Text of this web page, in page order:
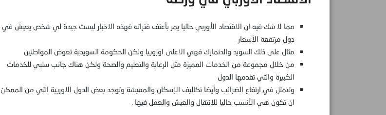
مما لا شك فيه ان الاقتصاد الأوربي حاليا يمر بأعنف فتراته فهذه الاخبار ليست جيدة لي شخص يعيش في
دول مرتفعة الأسعار
مثال على ذلك السويد والدنمارك فهي الاعلى اوروبيا ولكن الحكومة السويدية تعوض المواطنين
من خلال مجموعة من الخدمات المميزة مثل الرعاية والتعليم والصحة ولكن هناك جانب سلبي للخدمات
الكبيرة والتي تقدمها الدول
وتتمثل في ارتفاع الضرائب وأيضا تكاليف الإسكان والمعيشة وتوجد بعض الدول الاوربية التي من الممكن
ان تكون هي الأنسب حاليا للانتقال والعيش والعمل فيها .